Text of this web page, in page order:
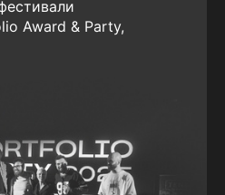
Award & Party,